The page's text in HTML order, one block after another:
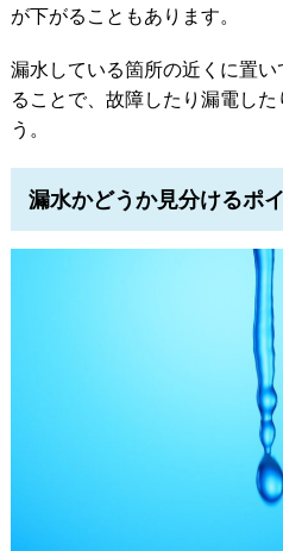
が下がることもあります。
漏水している箇所の近くに置
ることで、故障したり漏電し
う。
漏水かどうか見分けるポ